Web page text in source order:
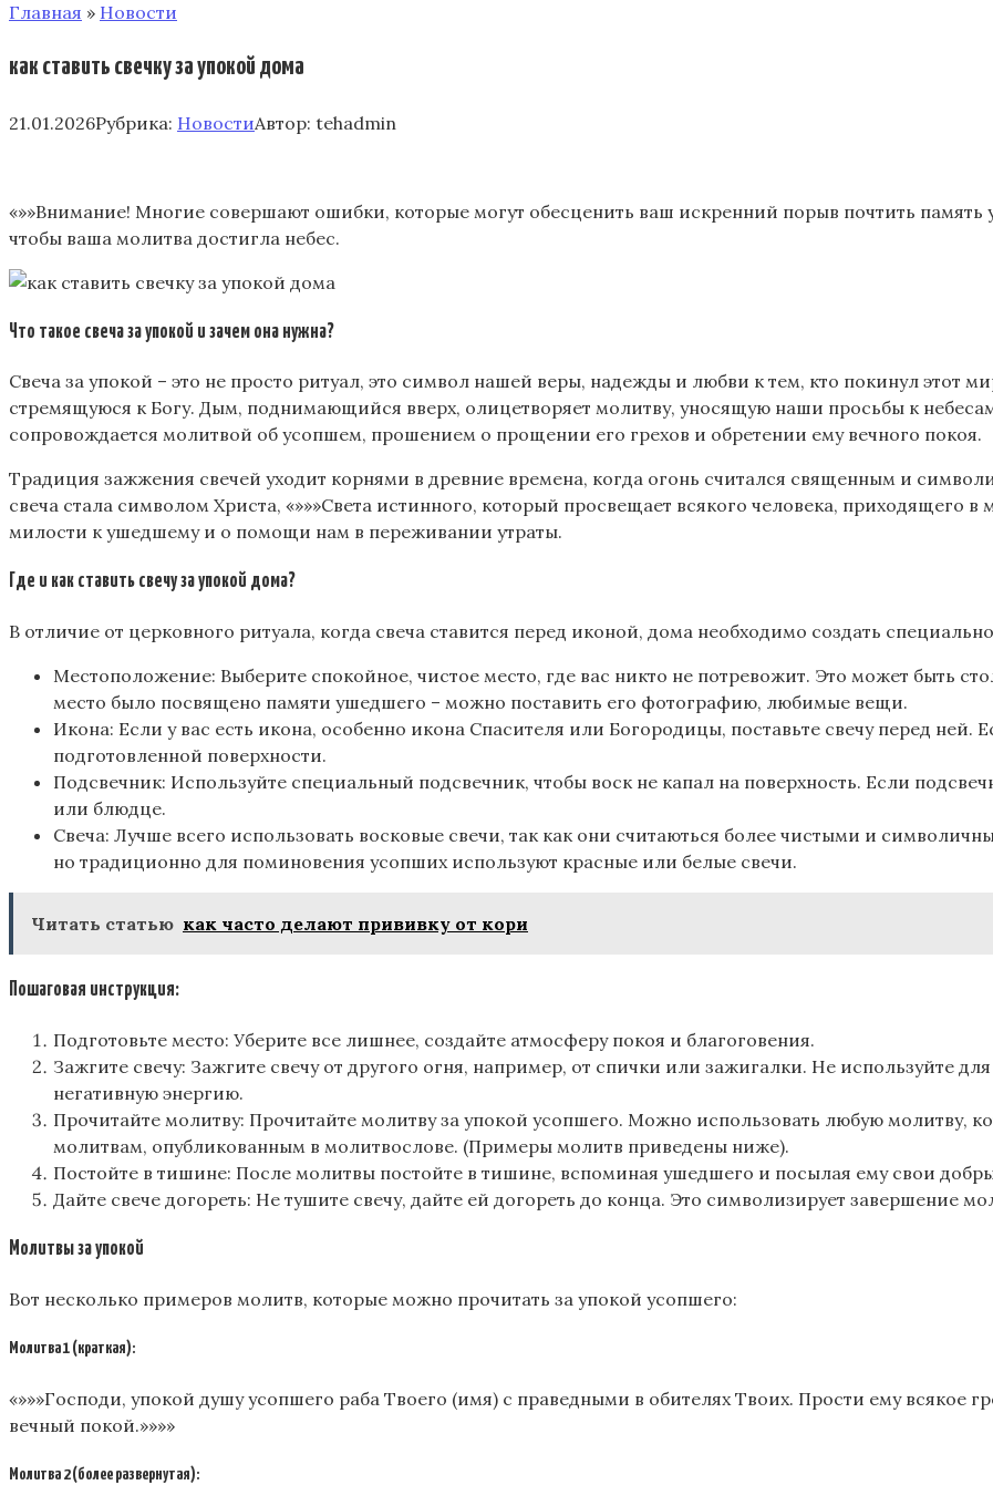
Главная » Новости
как ставить свечку за упокой дома
21.01.2026Рубрика: НовостиАвтор: tehadmin
«»»Внимание! Многие совершают ошибки, которые могут обесценить ваш искренний порыв почтить память
чтобы ваша молитва достигла небес.
Что такое свеча за упокой и зачем она нужна?
Свеча за упокой – это не просто ритуал, это символ нашей веры, надежды и любви к тем, кто покинул этот
стремящуюся к Богу. Дым, поднимающийся вверх, олицетворяет молитву, уносящую наши просьбы к
сопровождается молитвой об усопшем, прошением о прощении его грехов и обретении ему вечного покоя.
Традиция зажжения свечей уходит корнями в древние времена, когда огонь считался священным и
свеча стала символом Христа, «»»»Света истинного, который просвещает всякого человека, приходящего
милости к ушедшему и о помощи нам в переживании утраты.
Где и как ставить свечу за упокой дома?
В отличие от церковного ритуала, когда свеча ставится перед иконой, дома необходимо создать
Местоположение: Выберите спокойное, чистое место, где вас никто не потревожит. Это может быть
место было посвящено памяти ушедшего – можно поставить его фотографию, любимые вещи.
Икона: Если у вас есть икона, особенно икона Спасителя или Богородицы, поставьте свечу перед ней.
подготовленной поверхности.
Подсвечник: Используйте специальный подсвечник, чтобы воск не капал на поверхность. Если
или блюдце.
Свеча: Лучше всего использовать восковые свечи, так как они считаються более чистыми и
но традиционно для поминовения усопших используют красные или белые свечи.
Читать статью как часто делают прививку от кори
Пошаговая инструкция:
Подготовьте место: Уберите все лишнее, создайте атмосферу покоя и благоговения.
Зажгите свечу: Зажгите свечу от другого огня, например, от спички или зажигалки. Не используйте
негативную энергию.
Прочитайте молитву: Прочитайте молитву за упокой усопшего. Можно использовать любую молитву,
молитвам, опубликованным в молитвослове. (Примеры молитв приведены ниже).
Постойте в тишине: После молитвы постойте в тишине, вспоминая ушедшего и посылая ему свои
Дайте свече догореть: Не тушите свечу, дайте ей догореть до конца. Это символизирует завершение
Молитвы за упокой
Вот несколько примеров молитв, которые можно прочитать за упокой усопшего:
Молитва 1 (краткая):
«»»»Господи, упокой душу усопшего раба Твоего (имя) с праведными в обителях Твоих. Прости ему всякое
вечный покой.»»»»
Молитва 2 (более развернутая):